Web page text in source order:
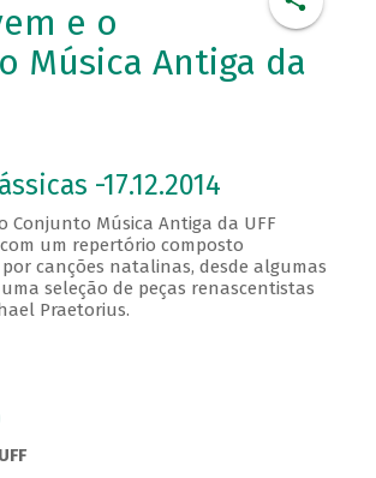
e o
Música Antiga da
-17.12.2014
Conjunto Música Antiga da UFF
um repertório composto
canções natalinas, desde algumas
seleção de peças renascentistas
Praetorius.